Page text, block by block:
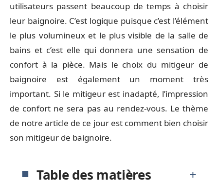
utilisateurs passent beaucoup de temps à choisir
leur baignoire. C’est logique puisque c’est l’élément
le plus volumineux et le plus visible de la salle de
bains et c’est elle qui donnera une sensation de
confort à la pièce. Mais le choix du mitigeur de
baignoire est également un moment très
important. Si le mitigeur est inadapté, l’impression
de confort ne sera pas au rendez-vous. Le thème
de notre article de ce jour est comment bien choisir
son mitigeur de baignoire.
Table des matières